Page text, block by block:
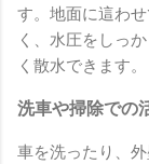
す。地面に這わ
く、水圧をしっ
く散水できます。
洗車や掃除での
車を洗ったり、